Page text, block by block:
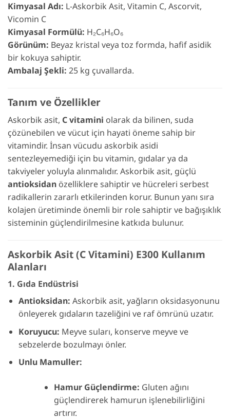
Kimyasal Adı: L-Askorbik Asit, Vitamin C, Ascorvit,
Vicomin C
Kimyasal Formülü: H₂C₆H₆O₆
Görünüm: Beyaz kristal veya toz formda, hafif asidik
bir kokuya sahiptir.
Ambalaj Şekli: 25 kg çuvallarda.
Tanım ve Özellikler
Askorbik asit, C vitamini olarak da bilinen, suda
çözünebilen ve vücut için hayati öneme sahip bir
vitamindir. İnsan vücudu askorbik asidi
sentezleyemediği için bu vitamin, gıdalar ya da
takviyeler yoluyla alınmalıdır. Askorbik asit, güçlü
antioksidan özelliklere sahiptir ve hücreleri serbest
radikallerin zararlı etkilerinden korur. Bunun yanı sıra
kolajen üretiminde önemli bir role sahiptir ve bağışıklık
sisteminin güçlendirilmesine katkıda bulunur.
Askorbik Asit (C Vitamini) E300 Kullanım
Alanları
1. Gıda Endüstrisi
Antioksidan: Askorbik asit, yağların oksidasyonunu
önleyerek gıdaların tazeliğini ve raf ömrünü uzatır.
Koruyucu: Meyve suları, konserve meyve ve
sebzelerde bozulmayı önler.
Unlu Mamuller:
Hamur Güçlendirme: Gluten ağını
güçlendirerek hamurun işlenebilirliğini
artırır.